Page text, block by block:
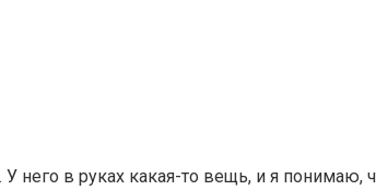
него в руках какая-то вещь, и я понимаю,